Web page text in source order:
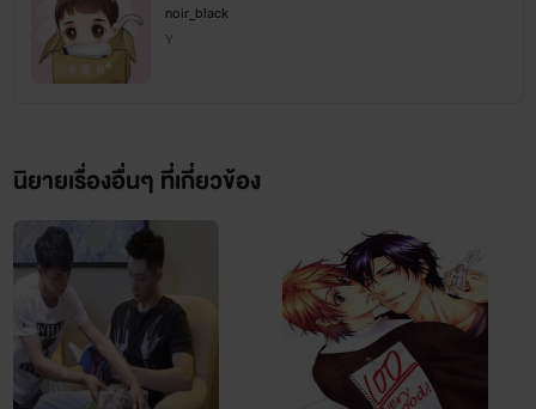
noir_black
Y
นิยายเรื่องอื่นๆ ที่เกี่ยวข้อง